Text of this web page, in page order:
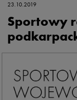
23.10.2019
Sportowy